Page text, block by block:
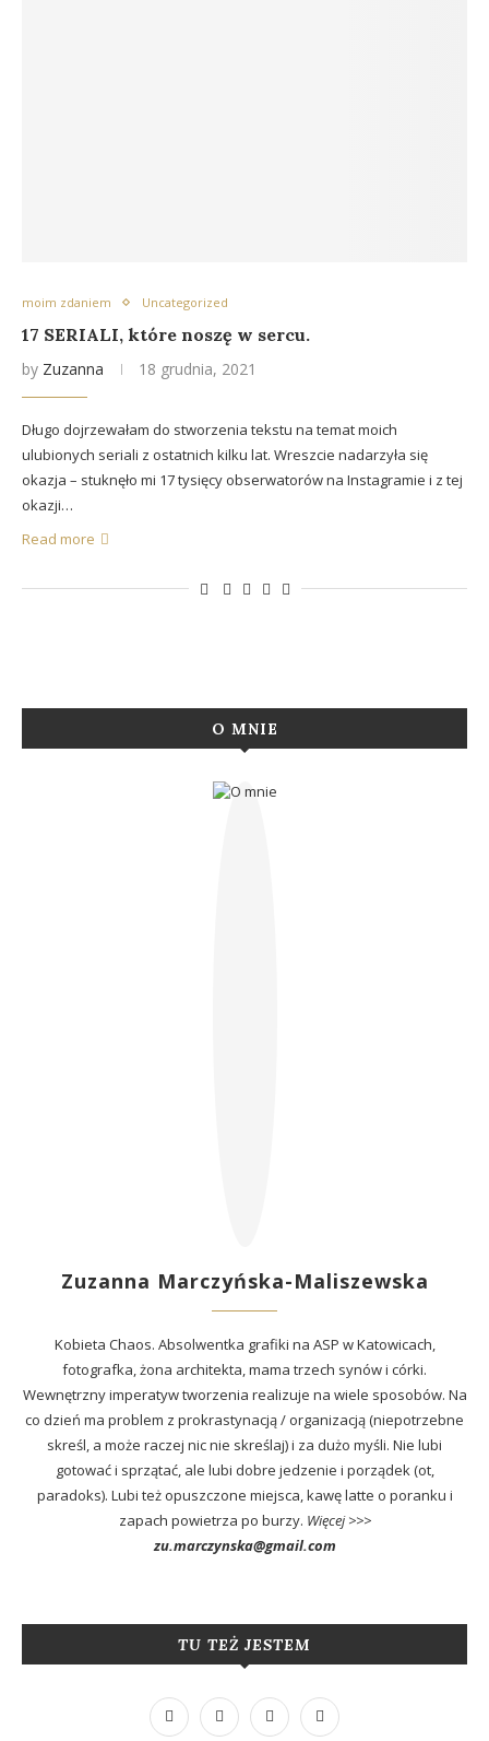
moim zdaniem Uncategorized
17 SERIALI, które noszę w sercu.
by Zuzanna 18 grudnia, 2021
Długo dojrzewałam do stworzenia tekstu na temat moich
ulubionych seriali z ostatnich kilku lat. Wreszcie nadarzyła się
okazja – stuknęło mi 17 tysięcy obserwatorów na Instagramie i z tej
okazji…
Read more
O MNIE
Zuzanna Marczyńska-Maliszewska
Kobieta Chaos. Absolwentka grafiki na ASP w Katowicach,
fotografka, żona architekta, mama trzech synów i córki.
Wewnętrzny imperatyw tworzenia realizuje na wiele sposobów. Na
co dzień ma problem z prokrastynacją / organizacją (niepotrzebne
skreśl, a może raczej nic nie skreślaj) i za dużo myśli. Nie lubi
gotować i sprzątać, ale lubi dobre jedzenie i porządek (ot,
paradoks). Lubi też opuszczone miejsca, kawę latte o poranku i
zapach powietrza po burzy. Więcej >>>
zu.marczynska@gmail.com
TU TEŻ JESTEM